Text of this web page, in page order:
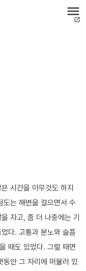
menu
open_in_new
시간을 아무것도 하지
도는 해변을 걸으면서 수
자고, 좀 더 나중에는 기
다. 고통과 분노와 슬픔
때도 있었다. 그럴 때면
동안 그 자리에 머물러 있